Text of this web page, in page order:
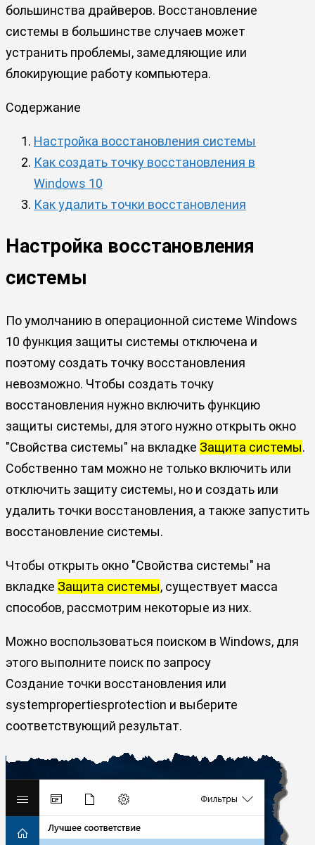
большинства драйверов. Восстановление
системы в большинстве случаев может
устранить проблемы, замедляющие или
блокирующие работу компьютера.
Содержание
Настройка восстановления системы
Как создать точку восстановления в
Windows 10
Как удалить точки восстановления
Настройка восстановления
системы
По умолчанию в операционной системе Windows
10 функция защиты системы отключена и
поэтому создать точку восстановления
невозможно. Чтобы создать точку
восстановления нужно включить функцию
защиты системы, для этого нужно открыть окно
"Свойства системы" на вкладке Защита системы.
Собственно там можно не только включить или
отключить защиту системы, но и создать или
удалить точки восстановления, а также запустить
восстановление системы.
Чтобы открыть окно "Свойства системы" на
вкладке Защита системы, существует масса
способов, рассмотрим некоторые из них.
Можно воспользоваться поиском в Windows, для
этого выполните поиск по запросу
Создание точки восстановления или
systempropertiesprotection и выберите
соответствующий результат.